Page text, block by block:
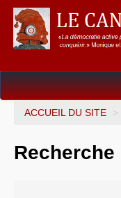
Dossiers
ACCUEIL DU SITE >